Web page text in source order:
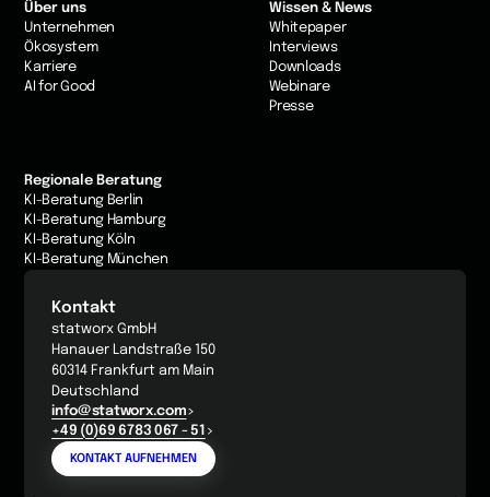
Über uns
Unternehmen
Ökosystem
Karriere
AI for Good
Wissen & News
Whitepaper
Interviews
Downloads
Webinare
Presse
Regionale Beratung
KI-Beratung Berlin
KI-Beratung Hamburg
KI-Beratung Köln
KI-Beratung München
Kontakt
statworx GmbH
Hanauer Landstraße 150
60314 Frankfurt am Main
Deutschland
info@statworx.com
+49 (0)69 6783 067 - 51
KONTAKT AUFNEHMEN